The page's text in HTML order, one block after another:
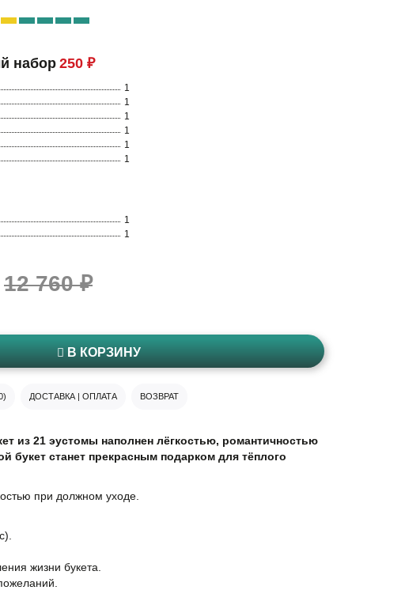
набор 250 ₽
1
1
1
1
1
1
1
1
12 760 ₽
В КОРЗИНУ
ДОСТАВКА | ОПЛАТА ВОЗВРАТ
из 21 эустомы наполнен лёгкостью, романтичностью
букет станет прекрасным подарком для тёплого
при должном уходе.
жизни букета.